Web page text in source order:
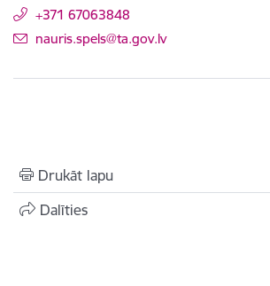
+371 67063848
E-pasts:
nauris.spels@ta.gov.lv
Drukāt lapu
Dalīties